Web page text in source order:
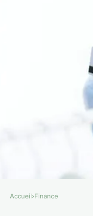
Accueil›Finance